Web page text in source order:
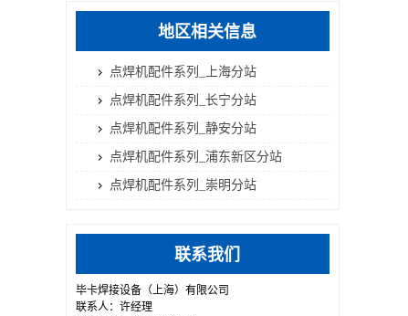
地区相关信息
点焊机配件系列_上海分站
点焊机配件系列_长宁分站
点焊机配件系列_静安分站
点焊机配件系列_浦东新区分站
点焊机配件系列_崇明分站
联系我们
毕卡焊接设备（上海）有限公司
联系人：许经理